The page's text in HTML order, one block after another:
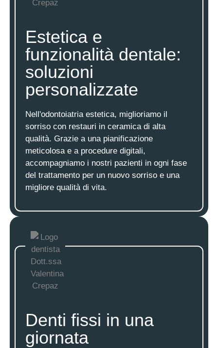
Estetica e
funzionalità dentale:
soluzioni
personalizzate
Nell'odontoiatria estetica, miglioriamo il
sorriso con restauri in ceramica di alta
qualità. Grazie a una pianificazione
meticolosa e a procedure digitali,
accompagniamo i nostri pazienti in ogni fase
del trattamento per un nuovo sorriso e una
migliore qualità di vita.
Denti fissi in una
giornata